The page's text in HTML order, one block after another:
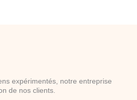
expérimentés, notre entreprise
de nos clients.